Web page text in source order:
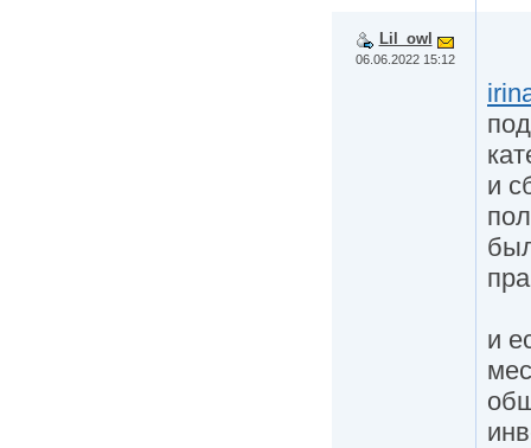
Lil_owl
06.06.2022 15:12
и
и